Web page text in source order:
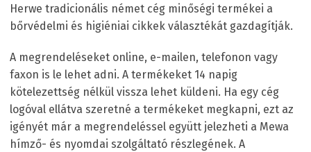
Herwe tradicionális német cég minőségi termékei a
bőrvédelmi és higiéniai cikkek választékát gazdagítják.
A megrendeléseket online, e-mailen, telefonon vagy
faxon is le lehet adni. A termékeket 14 napig
kötelezettség nélkül vissza lehet küldeni. Ha egy cég
logóval ellátva szeretné a termékeket megkapni, ezt az
igényét már a megrendeléssel együtt jelezheti a Mewa
hímző- és nyomdai szolgáltató részlegének. A